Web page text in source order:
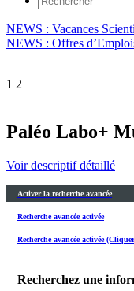
NEWS : Vacances
NEWS : Offres
1 2
Paléo Labo+
Voir descriptif détaillé
Activer la recherche avancée
Recherche avancée activée
Recherche avancée activée
Recherchez une